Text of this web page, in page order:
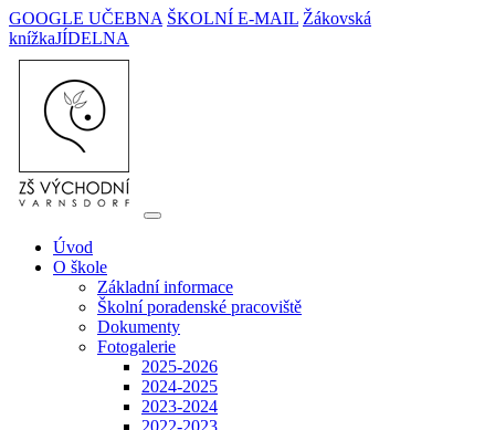
GOOGLE UČEBNA ŠKOLNÍ E-MAIL Žákovská
knížkaJÍDELNA
Úvod
O škole
Základní informace
Školní poradenské pracoviště
Dokumenty
Fotogalerie
2025-2026
2024-2025
2023-2024
2022-2023